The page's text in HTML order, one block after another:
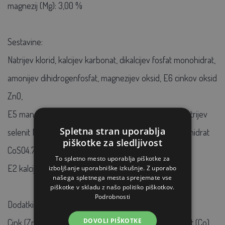
magnezij (Mg): 3,00 %
Sestavine:
Natrijev klorid, kalcijev karbonat, dikalcijev fosfat monohidrat,
amonijev dihidrogenfosfat, magnezijev oksid, E6 cinkov oksid
ZnO,
E5 manganov oksid MnO, vit. E (alfa-tokoferol), E8 natrijev
selenit Na2SeO3, E672 vit.A, E3 kobaltov sulfat heptahidrat
CoSO4.7H2O,
E2 kalcijev jodat brezvodni Ca (IO3) 2, E671 vit. D3.
Dodatki v 1 kg:
Cink (Zn) 3900,00 mg, mangan (Mn) 850,00 mg, kobalt (Co)
Spletna stran uporablja
piškotke za sledljivost
To spletno mesto uporablja piškotke za
izboljšanje uporabniške izkušnje. Z uporabo
našega spletnega mesta sprejemate vse
piškotke v skladu z našo politiko piškotkov.
Podrobnosti
DOVOLI PIŠKOTKE